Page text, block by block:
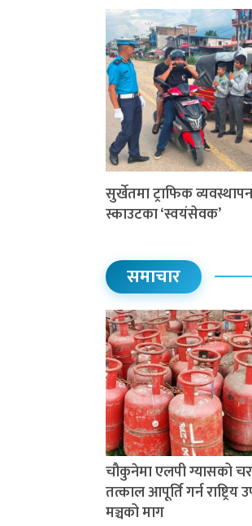
सुर्खेतमा ट्राफिक
स्काउटका ‘स्वयंसेवक’
समाचार
चौकुनेमा एलपी ग्यासको
तत्काल आपूर्ति गर्न राष्ट्रिय
मञ्चको माग